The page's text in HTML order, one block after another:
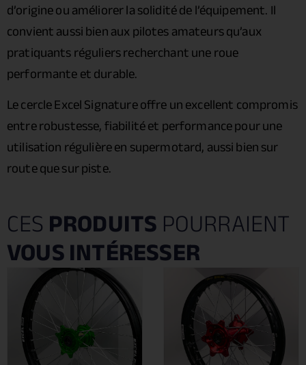
d’origine ou améliorer la solidité de l’équipement. Il
convient aussi bien aux pilotes amateurs qu’aux
pratiquants réguliers recherchant une roue
performante et durable.
Le cercle Excel Signature offre un excellent compromis
entre robustesse, fiabilité et performance pour une
utilisation régulière en supermotard, aussi bien sur
route que sur piste.
CESPRODUITSPOURRAIENT
VOUS INTÉRESSER